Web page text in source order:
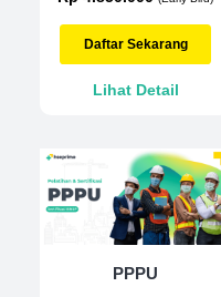
Daftar Sekarang
Lihat Detail
PPPU